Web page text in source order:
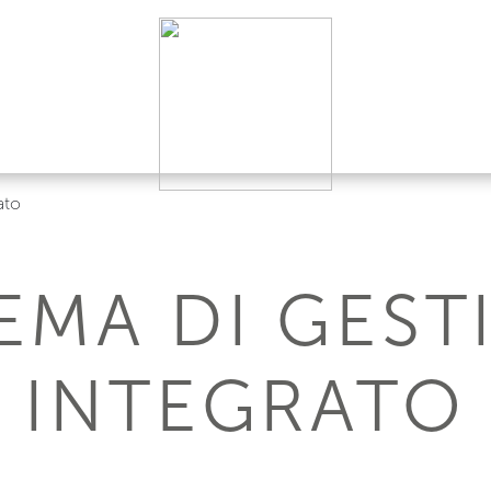
DI
INTEGRATO